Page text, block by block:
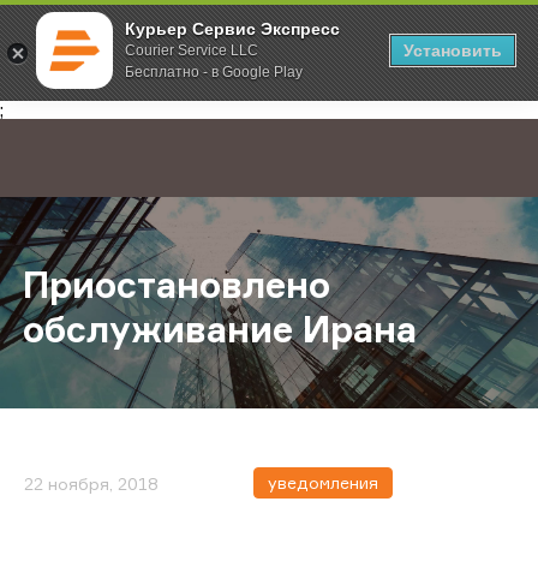
Курьер Сервис Экспресс
Courier Service LLC
Бесплатно - в Google Play
Установить
;
Главная О компании Новости Приостановлено обслуживание
Приостановлено
обслуживание Ирана
22 ноября, 2018 уведомления